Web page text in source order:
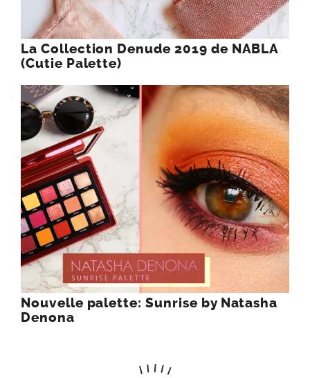
La Collection Denude 2019 de NABLA
(Cutie Palette)
Nouvelle palette: Sunrise by Natasha
Denona